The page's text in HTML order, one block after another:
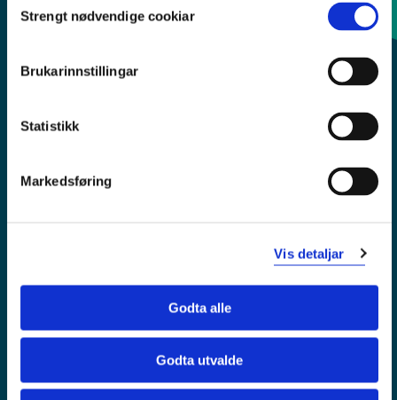
Selection
Strengt nødvendige cookiar
Brukarinnstillingar
Statistikk
Markedsføring
Vis detaljar
Godta alle
Godta utvalde